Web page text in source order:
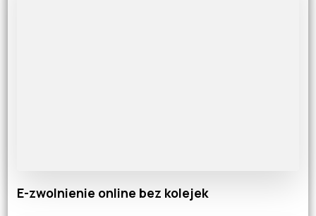
E-zwolnienie online bez kolejek